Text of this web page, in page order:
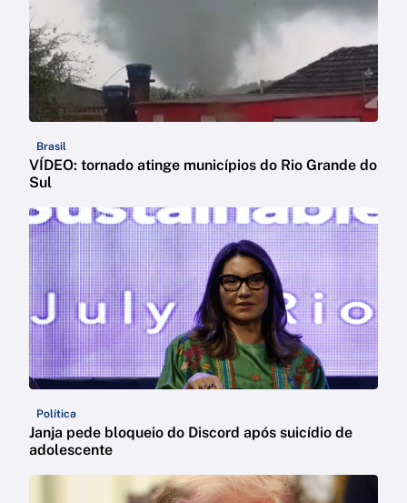
Brasil
VÍDEO: tornado atinge municípios do Rio Grande do
Sul
Política
Janja pede bloqueio do Discord após suicídio de
adolescente